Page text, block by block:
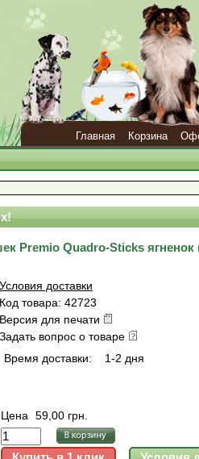
Главная Корзина
Premio Quadro-Sticks ягненок
Условия доставки
Код товара: 42723
Версия для печати
Задать вопрос о товаре
Время доставки:
1-2 дня
Цена 59,00 грн.